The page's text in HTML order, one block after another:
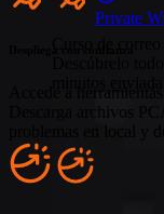
Private
Accede a
Descarga archivos
problemas en local y